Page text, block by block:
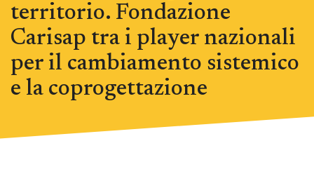
territorio. Fondazione
Carisap tra i player nazionali
per il cambiamento sistemico
e la coprogettazione